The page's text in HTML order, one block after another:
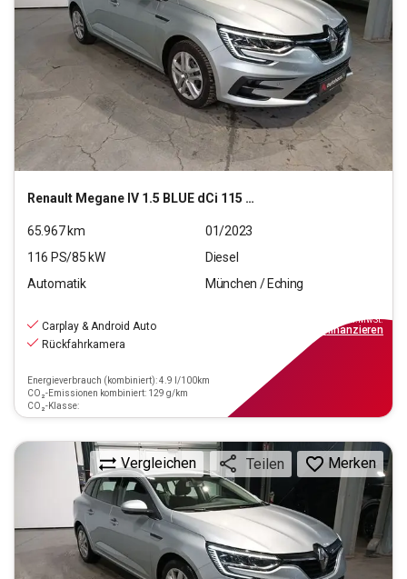
Renault Megane IV 1.5 BLUE dCi 115 Grandtour Equilibre (EU
65.967km
01/2023
116 PS/85 kW
Diesel
Automatik
München / Eching
Carplay & Android Auto
Rückfahrkamera
Energieverbrauch (kombiniert): 4.9 l/100km
CO₂-Emissionen kombiniert: 129 g/km
CO₂-Klasse:
inkl.MwSt.
finanzieren
Vergleichen Teilen Merken